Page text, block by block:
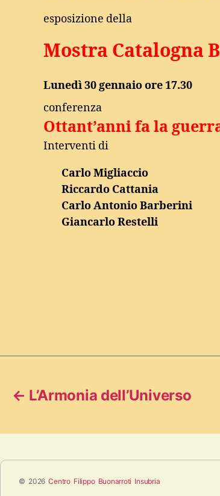
esposizione della
Mostra Catalogna
Lunedì 30 gennaio ore 17.30
conferenza
Ottant’anni fa la
Interventi di
Carlo Migliaccio
Riccardo Cattania
Carlo Antonio Barberini
Giancarlo Restelli
← L’Armonia dell’Universo
© 2026Centro Filippo Buonarroti Insubria